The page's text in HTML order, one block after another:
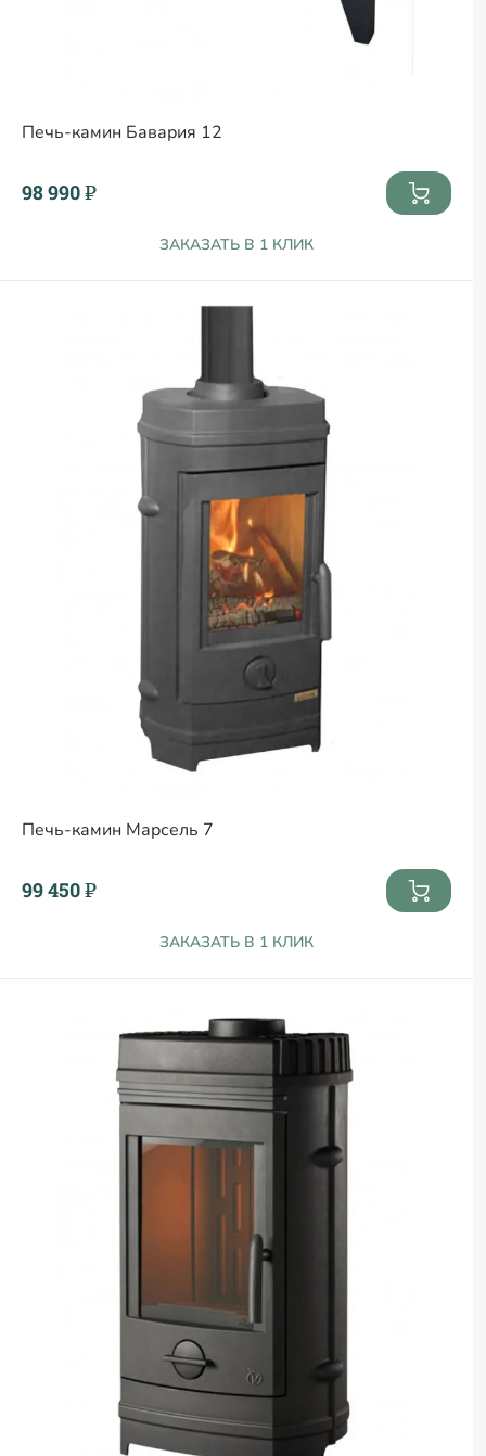
Печь-камин Бавария 12
98 990 ₽
ЗАКАЗАТЬ В 1 КЛИК
Печь-камин Марсель 7
99 450 ₽
ЗАКАЗАТЬ В 1 КЛИК